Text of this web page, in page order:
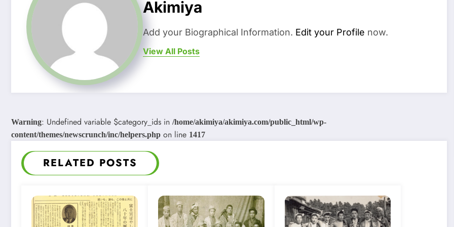
Akimiya
Add your Biographical Information. Edit your Profile now.
View All Posts
Warning: Undefined variable $category_ids in /home/akimiya/akimiya.com/public_html/wp-
content/themes/newscrunch/inc/helpers.php on line 1417
RELATED POSTS